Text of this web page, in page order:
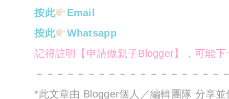
按此
Email
按此
Whatsapp
記得註明【申請做親子Blogger】，可能
－－－－－－－－－－－－－－－－－－
*此文章由 Blogger個人／編輯團隊 分享